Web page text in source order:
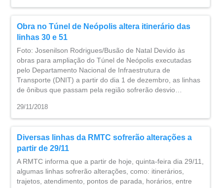
Obra no Túnel de Neópolis altera itinerário das
linhas 30 e 51
Foto: Josenilson Rodrigues/Busão de Natal Devido às
obras para ampliação do Túnel de Neópolis executadas
pelo Departamento Nacional de Infraestrutura de
Transporte (DNIT) a partir do dia 1 de dezembro, as linhas
de ônibus que passam pela região sofrerão desvio…
29/11/2018
Diversas linhas da RMTC sofrerão alterações a
partir de 29/11
A RMTC informa que a partir de hoje, quinta-feira dia 29/11,
algumas linhas sofrerão alterações, como: itinerários,
trajetos, atendimento, pontos de parada, horários, entre